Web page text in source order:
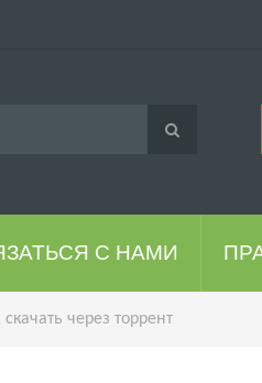
С НАМИ
через торрент